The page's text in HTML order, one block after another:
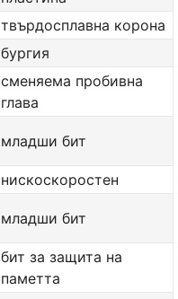
твърдосплавна корона
бургия
сменяема пробивна
глава
младши бит
нискоскоростен
младши бит
бит за защита на
паметта